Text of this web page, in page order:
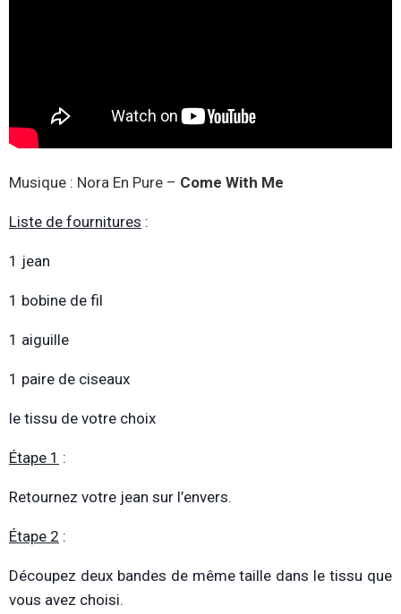
Musique : Nora En Pure – Come With Me
Liste de fournitures :
1 jean
1 bobine de fil
1 aiguille
1 paire de ciseaux
le tissu de votre choix
Étape 1 :
Retournez votre jean sur l’envers.
Étape 2 :
Découpez deux bandes de même taille dans le tissu que
vous avez choisi.